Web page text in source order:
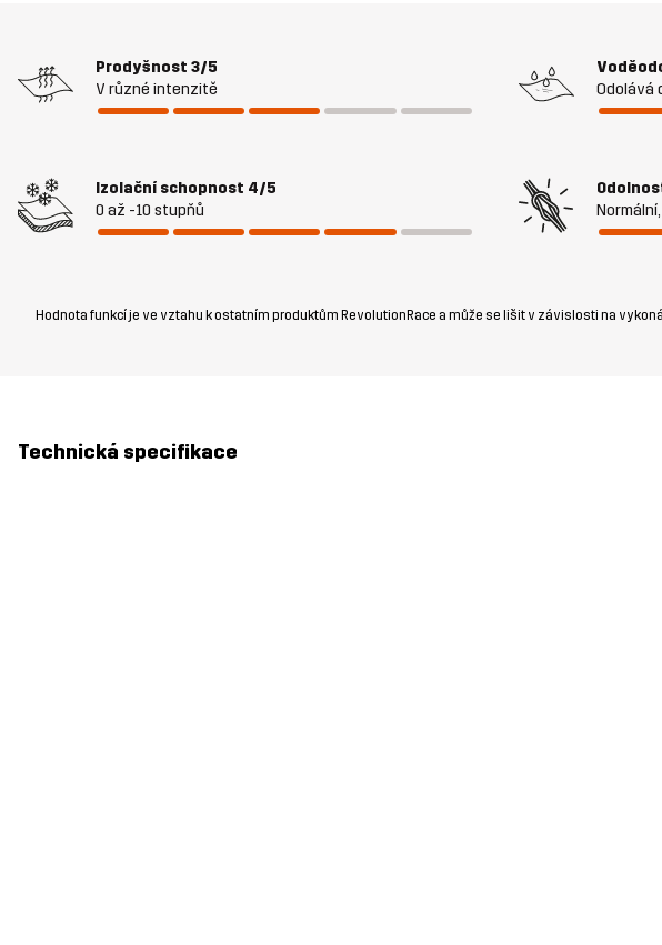
Prodyšnost 3/5
V různé intenzitě
Odolává
Izolační schopnost 4/5
0 až -10 stupňů
Hodnota funkcí je ve vztahu k ostatním produktům RevolutionRace a může se lišit v závislosti na
Technická specifikace